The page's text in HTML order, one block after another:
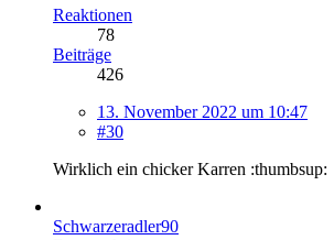
Reaktionen
78
Beiträge
426
13. November 2022 um 10:47
#30
Wirklich ein chicker Karren :thumbsup:
Schwarzeradler90